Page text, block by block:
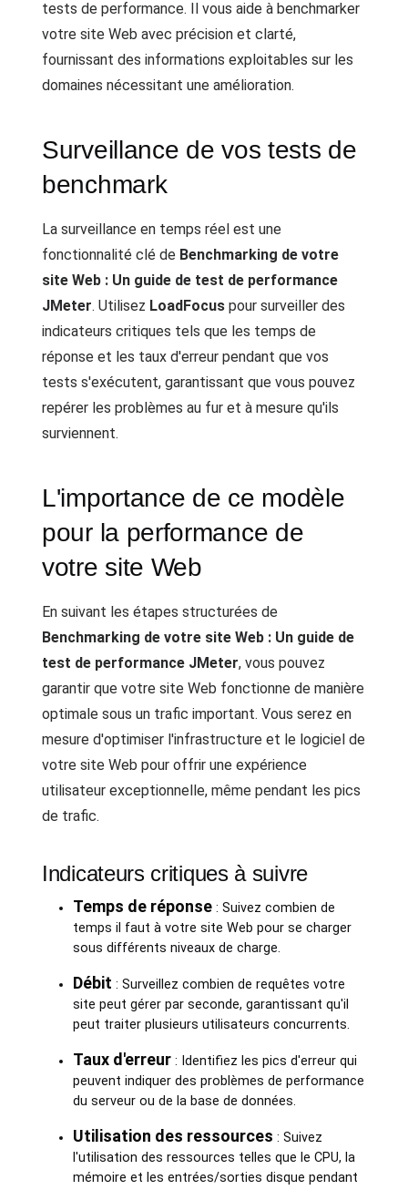
tests de performance. Il vous aide à benchmarker
votre site Web avec précision et clarté,
fournissant des informations exploitables sur les
domaines nécessitant une amélioration.
Surveillance de vos tests de
benchmark
La surveillance en temps réel est une
fonctionnalité clé de Benchmarking de votre
site Web : Un guide de test de performance
JMeter. Utilisez LoadFocus pour surveiller des
indicateurs critiques tels que les temps de
réponse et les taux d'erreur pendant que vos
tests s'exécutent, garantissant que vous pouvez
repérer les problèmes au fur et à mesure qu'ils
surviennent.
L'importance de ce modèle
pour la performance de
votre site Web
En suivant les étapes structurées de
Benchmarking de votre site Web : Un guide de
test de performance JMeter, vous pouvez
garantir que votre site Web fonctionne de manière
optimale sous un trafic important. Vous serez en
mesure d'optimiser l'infrastructure et le logiciel de
votre site Web pour offrir une expérience
utilisateur exceptionnelle, même pendant les pics
de trafic.
Indicateurs critiques à suivre
Temps de réponse: Suivez combien de
temps il faut à votre site Web pour se charger
sous différents niveaux de charge.
Débit : Surveillez combien de requêtes votre
site peut gérer par seconde, garantissant qu'il
peut traiter plusieurs utilisateurs concurrents.
Taux d'erreur: Identifiez les pics d'erreur qui
peuvent indiquer des problèmes de performance
du serveur ou de la base de données.
Utilisation des ressources : Suivez
l'utilisation des ressources telles que le CPU, la
mémoire et les entrées/sorties disque pendant